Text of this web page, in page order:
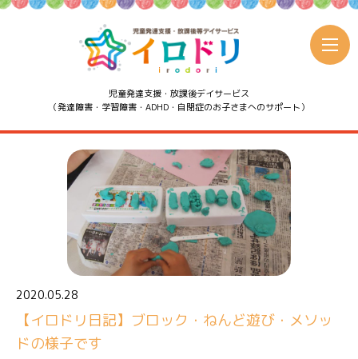
児童発達支援・放課後デイサービス
（発達障害・学習障害・ADHD・自閉症のお子さまへのサポート）
2020.05.28
【イロドリ日記】ブロック・ねんど遊び・メソッ
ドの様子です